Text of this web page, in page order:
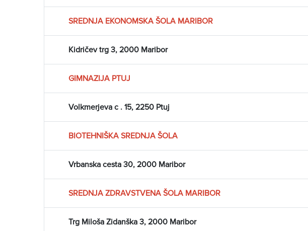
SREDNJA EKONOMSKA ŠOLA MARIBOR
Kidričev trg 3, 2000 Maribor
GIMNAZIJA PTUJ
Volkmerjeva c . 15, 2250 Ptuj
BIOTEHNIŠKA SREDNJA ŠOLA
Vrbanska cesta 30, 2000 Maribor
SREDNJA ZDRAVSTVENA ŠOLA MARIBOR
Trg Miloša Zidanška 3, 2000 Maribor